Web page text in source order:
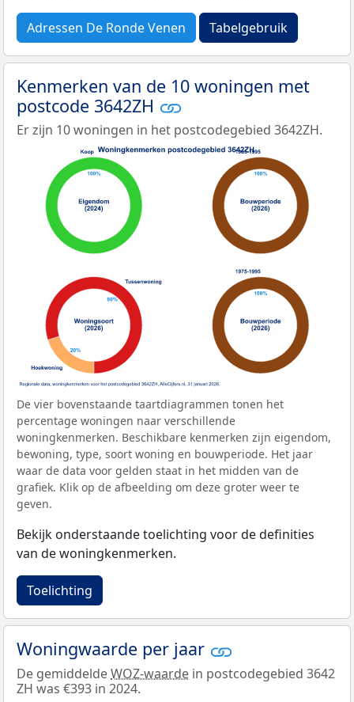
Adressen De Ronde Venen Tabelgebruik
Kenmerken van de 10 woningen met
postcode 3642ZH
Er zijn 10 woningen in het postcodegebied 3642ZH.
De vier bovenstaande taartdiagrammen tonen het
percentage woningen naar verschillende
woningkenmerken. Beschikbare kenmerken zijn eigendom,
bewoning, type, soort woning en bouwperiode. Het jaar
waar de data voor gelden staat in het midden van de
grafiek. Klik op de afbeelding om deze groter weer te
geven.
Bekijk onderstaande toelichting voor de definities
van de woningkenmerken.
Toelichting
Woningwaarde per jaar
De gemiddeldeWOZ-waarde in postcodegebied 3642
ZH was €393 in 2024.